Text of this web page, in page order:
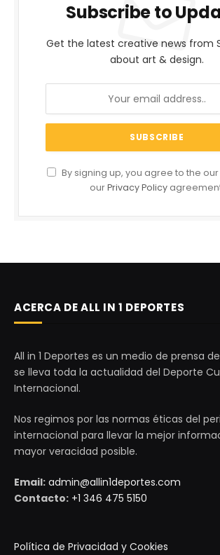
Subscribe to
Get the latest creative news from
about art & design.
By signing up, you agree to the
ourPrivacy Policy
ACERCA DE ALL IN 1 DEPORTES
All in 1 Deportes es un medio de prensa
se lleva toda la actualidad del Deporte
Internacional.
Nos regimos por las normas éticas del
internacional para llevar la mejor
mayor veracidad posible.
Email: admin@allin1deportes.com
Contacto: +1 346 475 5150
Política de Privacidad y Cookies